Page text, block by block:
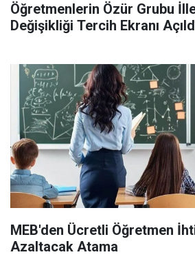
Öğretmenlerin Özür Grubu
Değişikliği Tercih Ekranı
MEB'den Ücretli Öğretmen
Azaltacak Atama